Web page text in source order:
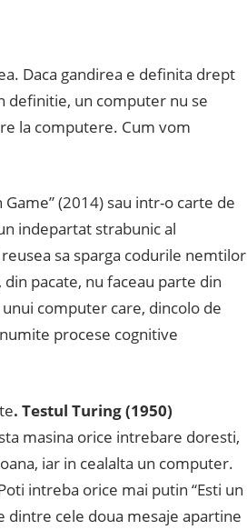
Daca gandirea e definita drept
definitie, un computer nu se
la computere. Cum vom
(2014) sau intr-o carte de
indepartat strabunic al
sa sparga codurile nemtilor
pacate, nu faceau parte din
computer care, dincolo de
procese cognitive
. Testul Turing(1950)
masina orice intrebare doresti,
iar in cealalta un computer.
intreba orice mai putin “Esti un
dintre cele doua mesaje apartine